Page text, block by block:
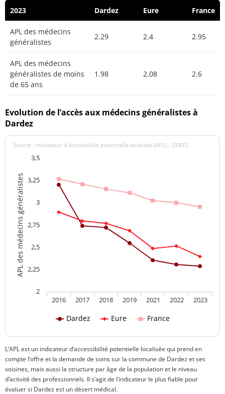
2023 Dardez Eure France
APL des médecins
généralistes
2.29 2.4 2.95
APL des médecins
généralistes de moins
de 65 ans
1.98 2.08 2.6
Evolution de l’accès aux médecins généralistes à
Dardez
APL des médecins généralistes
Source : indicateur d’accessibilité potentielle localisée (APL) - DREES
Dardez Eure France
2016 2017 2018 2019 2021 2022 2023
2
2,25
2,5
2,75
3
3,25
3,5
L’APL est un indicateur d’accessibilité potentielle localisée qui prend en
compte l’offre et la demande de soins sur la commune de Dardez et ses
voisines, mais aussi la structure par âge de la population et le niveau
d’activité des professionnels. Il s’agit de l’indicateur le plus fiable pour
évaluer si Dardez est un désert médical.